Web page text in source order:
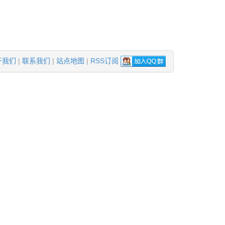
我们 | 联系我们 | 站点地图 | RSS订阅